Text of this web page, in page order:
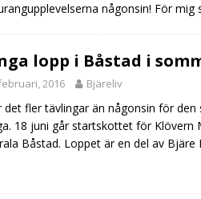
någonsin! För mig
lopp i Båstad i
2016 Bjäreliv
det fler tävlingar än någonsin för
18 juni går startskottet för Klövern
Båstad. Loppet är en del av Bjäre